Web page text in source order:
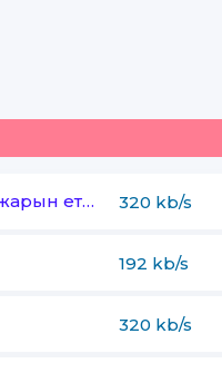
етши 320 kb/s
192 kb/s
320 kb/s